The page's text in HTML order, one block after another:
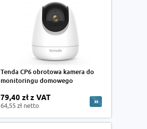
Tenda CP6 obrotowa kamera do
monitoringu domowego
79,40 zł z VAT
64,55 zł netto